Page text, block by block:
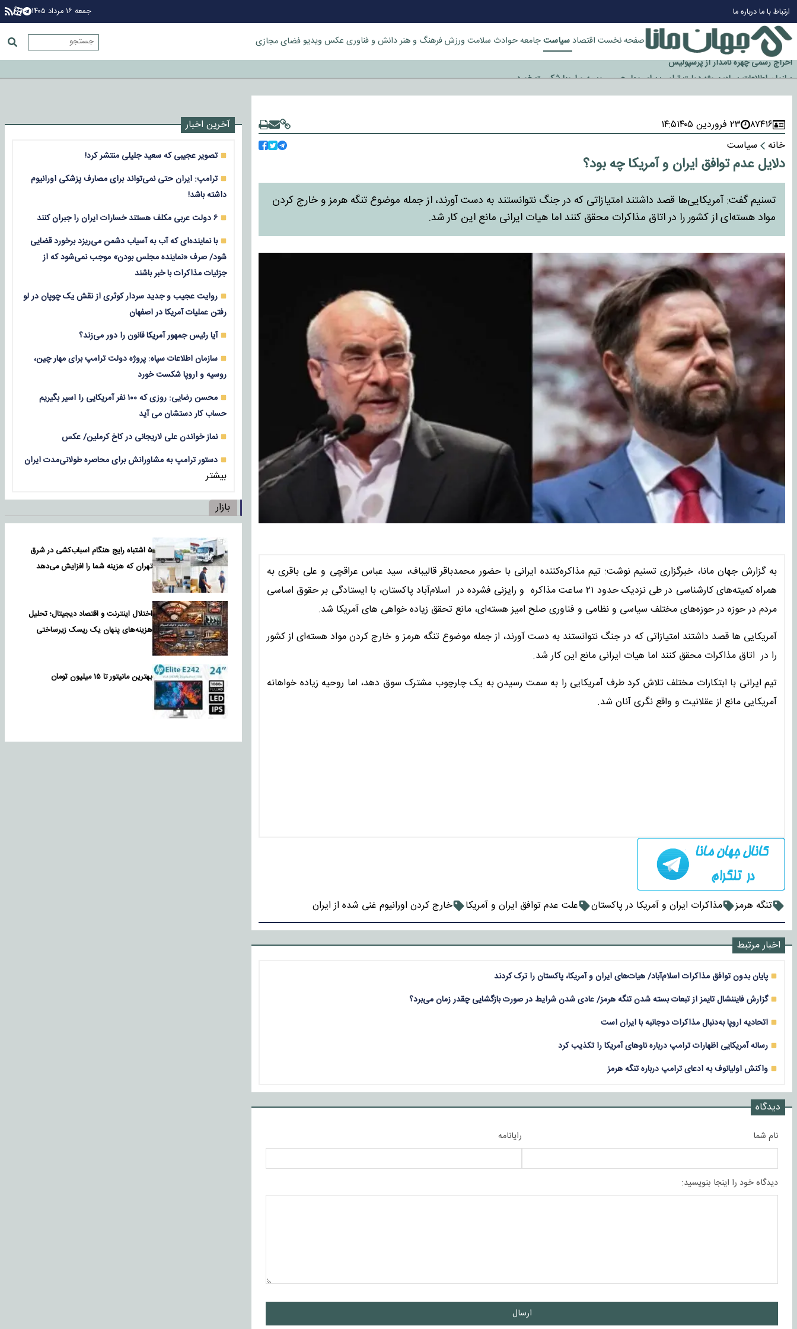
ارتباط با مادرباره ما جمعه ۱۶ مرداد ۱۴۰۵
صفحه نخست اقتصاد سیاستجامعهحوادث سلامت ورزشفرهنگ و هنردانش و فناوری عکس ویدیوفضای مجازی
چرا طلا دوباره افزایشی شد؟
گزینه جدایی اوسمار روی میز مدیران پرسپولیس
آیا رئیس جمهور آمریکا قانون را دور می‌زند؟
اخراج رسمی چهره نامدار از پرسپولیس
سازمان اطلاعات سپاه: پروژه دولت ترامپ برای مهار چین، روسیه و اروپا شکست خورد
۸۷۴۱۶ ۲۳ فروردین ۱۴۰۵
۱۴:۵
خانه
سیاست
دلایل عدم توافق ایران و آمریکا چه بود؟
تسنیم گفت: آمریکایی‌ها قصد داشتند امتیازاتی که در جنگ نتوانستند به دست آورند، از جمله موضوع تنگه هرمز و خارج کردن
مواد هسته‌ای از کشور را در اتاق مذاکرات محقق کنند اما هیات ایرانی مانع این کار شد.
به گزارش جهان مانا، خبرگزاری تسنیم نوشت: تیم مذاکره‌کننده ایرانی با حضور محمدباقر قالیباف، سید عباس عراقچی و علی باقری به
همراه کمیته‌های کارشناسی در طی نزدیک حدود ۲۱ ساعت مذاکره و رایزنی فشرده در اسلام‌آباد پاکستان، با ایستادگی بر حقوق اساسی
مردم در حوزه در حوزه‌های مختلف سیاسی و نظامی و‌ فناوری صلح امیز هسته‌ای، مانع تحقق زیاده خواهی های آمریکا شد.
آمریکایی ها قصد داشتند امتیازاتی که در جنگ نتوانستند به دست آورند، از جمله موضوع تنگه هرمز و خارج کردن مواد هسته‌ای از کشور
را در اتاق مذاکرات محقق کنند اما هیات ایرانی مانع این کار شد.
تیم ایرانی با ابتکارات مختلف تلاش کرد طرف آمریکایی را به سمت رسیدن به یک چارچوب مشترک سوق دهد، اما روحیه زیاده خواهانه
آمریکایی مانع از عقلانیت و‌ واقع نگری آنان شد.
تنگه هرمز مذاکرات ایران و آمریکا در پاکستان علت عدم توافق ایران و آمریکا خارج کردن اورانیوم غنی شده از ایران
اخبار مرتبط
پایان بدون توافق مذاکرات اسلام‌آباد/ هیات‌های ایران و آمریکا، پاکستان را ترک کردند
گزارش فایننشال تایمز از تبعات بسته شدن تنگه هرمز/ عادی شدن شرایط در صورت بازگشایی چقدر زمان می‌برد؟
اتحادیه اروپا به‌دنبال مذاکرات دوجانبه با ایران است
رسانه آمریکایی اظهارات ترامپ درباره ناوهای آمریکا را تکذیب کرد
واکنش اولیانوف به ادعای ترامپ درباره تنگه هرمز
دیدگاه
نام شما رایانامه
دیدگاه خود را اینجا بنویسید:
ارسال
آخرین اخبار
تصویر عجیبی که سعید جلیلی منتشر کرد!
ترامپ: ایران حتی نمی‌تواند برای مصارف پزشکی اورانیوم
داشته باشد!
۶ دولت عربی مکلف هستند خسارات ایران را جبران کنند
با نماینده‌ای که آب به آسیاب دشمن می‌ریزد برخورد قضایی
شود/ صرف «نماینده مجلس بودن» موجب نمی‌شود که از
جزئیات مذاکرات با خبر باشند
روایت عجیب و جدید سردار کوثری از نقش یک چوپان در لو
رفتن عملیات آمریکا در اصفهان
آیا رئیس جمهور آمریکا قانون را دور می‌زند؟
سازمان اطلاعات سپاه: پروژه دولت ترامپ برای مهار چین،
روسیه و اروپا شکست خورد
محسن رضایی: روزی که ۱۰۰ نفر آمریکایی را اسیر بگیریم
حساب کار دستشان می آید
نماز خواندن علی لاریجانی در کاخ کرملین/ عکس
دستور ترامپ به مشاورانش برای محاصره طولانی‌مدت ایران
بیشتر
بازار
۵ اشتباه رایج هنگام اسباب‌کشی در شرق
تهران که هزینه شما را افزایش می‌دهد
اختلال اینترنت و اقتصاد دیجیتال؛ تحلیل
هزینه‌های پنهان یک ریسک زیرساختی
بهترین مانیتور تا ۱۵ میلیون تومان